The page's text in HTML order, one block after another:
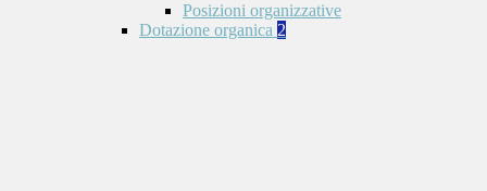
Posizioni organizzative
Dotazione organica 2